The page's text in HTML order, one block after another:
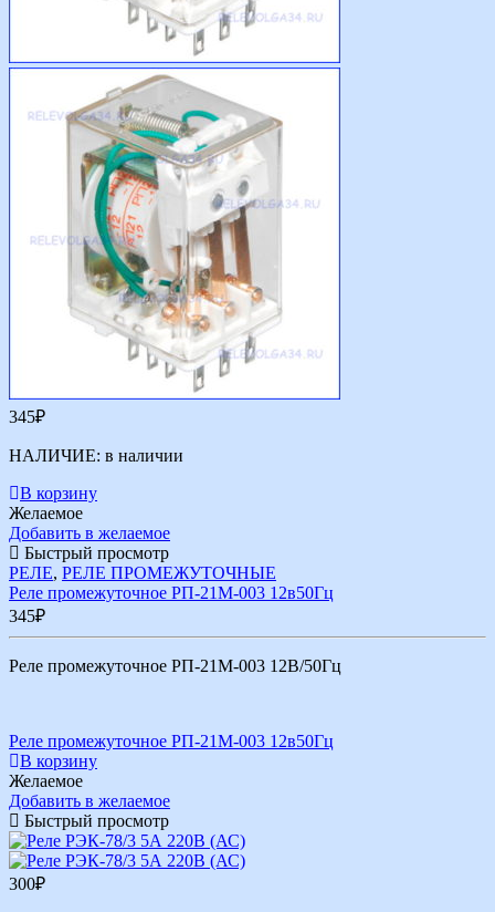
345₽
НАЛИЧИЕ: в наличии
В корзину
Желаемое
Добавить в желаемое
Быстрый просмотр
РЕЛЕ, РЕЛЕ ПРОМЕЖУТОЧНЫЕ
Реле промежуточное РП-21М-003 12в50Гц
345₽
Реле промежуточное РП-21М-003 12В/50Гц
Реле промежуточное РП-21М-003 12в50Гц
В корзину
Желаемое
Добавить в желаемое
Быстрый просмотр
300₽